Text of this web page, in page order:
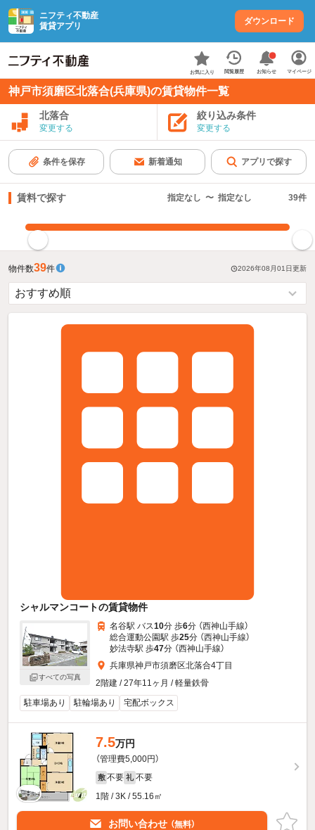
ニフティ不動産
賃貸アプリ
ダウンロード
お気に入り 閲覧履歴 お知らせ マイページ
神戸市須磨区北落合(兵庫県)の賃貸物件一覧
北落合
変更する
絞り込み条件
変更する
条件を保存 新着通知 アプリで探す
賃料で探す 指定なし 〜 指定なし 39件
物件数39件 2026年08月01日更新
シャルマンコートの賃貸物件
すべての写真
名谷駅 バス10分 歩6分 （西神山手線）
総合運動公園駅 歩25分 （西神山手線）
妙法寺駅 歩47分 （西神山手線）
兵庫県神戸市須磨区北落合4丁目
2階建 / 27年11ヶ月 / 軽量鉄骨
駐車場あり
駐輪場あり 宅配ボックス
7.5万円
（管理費5,000円）
敷 不要 礼 不要
1階 / 3K / 55.16㎡
お問い合わせ （無料）